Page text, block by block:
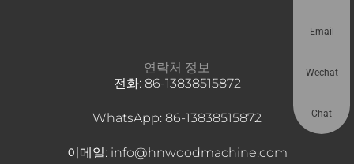
연락처 정보
전화: 86-13838515872
WhatsApp: 86-13838515872
이메일: info@hnwoodmachine.com
Email
Wechat
Chat